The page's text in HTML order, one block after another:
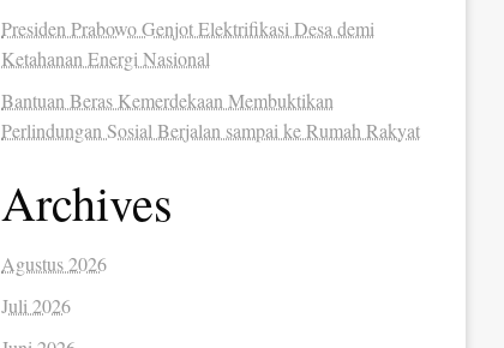
Presiden Prabowo Genjot Elektrifikasi Desa demi
Ketahanan Energi Nasional
Bantuan Beras Kemerdekaan Membuktikan
Perlindungan Sosial Berjalan sampai ke Rumah Rakyat
Archives
Agustus 2026
Juli 2026